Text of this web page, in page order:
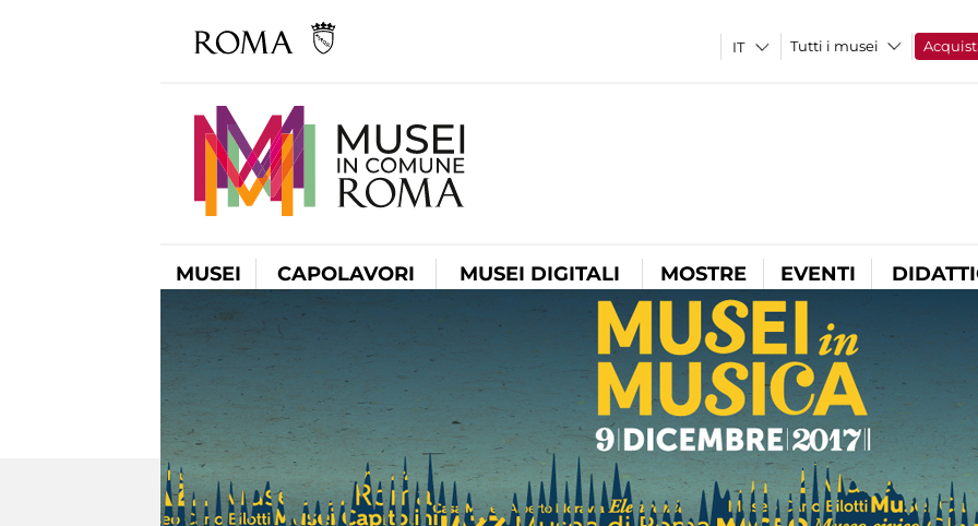
Tutti i musei
MUSEI CAPOLAVORI MUSEI DIGITALI MOSTRE EVENTI